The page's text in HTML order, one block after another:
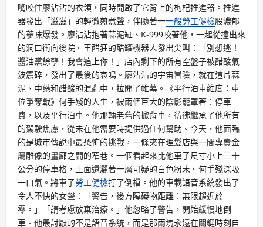
嘴咬住廖沾沾的衣領，同時開啟了它背上的枸杞推進器。推進
器發出「滋滋」的輕微煎煮聲，伴隨著一一般勞工健檢股濃郁
的蔘味爆發。廖沾沾抱著蒜泥缸、K-999咬著他，一起從撞出來
的洞口衝向後院。王醋狂的醋罐機器人發出尖叫：「別想逃！
醬油黨餘孽！我會追上你！」店內剩下的所有空盤子被醋酸氣
波震碎，發出了最後的哀鳴。廖沾沾的宇宙冒險，就在這片蒜
泥、中藥和醋酸的混亂中，拉開了帷幕。《平行泊車維度：車
位爭奪戰》何手殘的人生，被兩個巨大的陰影籠罩著：停車
費，以及平行泊車。他那輛老舊的掀背車，彷彿繼承了他所有
的駕駛焦慮，從未在他需要時提供過任何幫助。今天，他面臨
的是城市傳說中最恐怖的挑戰，一條夾在理髮店與一間專賣金
屬雕像的畫廊之間的窄巷。一個看起來比他車子尺寸小上三十
公分的停車格，上面還灑著一層可疑的白色粉末。何手殘深吸
一口氣。將車子勞工健檢打了倒檔。他的車載語音系統發出了
令人不快的女聲：「警告，後方障礙物距離：無限趨近於
零。」「請考慮放棄治療。」他忽略了警告，開始緩慢地倒
車。他最討厭的不是語音系統，而是那兩塊永遠在關鍵時刻自